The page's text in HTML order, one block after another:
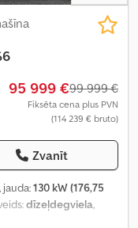
95 999 €99 999 €
Fiksēta cena plus PVN
(114 239 € bruto)
Zvanīt
, jauda:130 kW (176,75
dīzeļdegviela,